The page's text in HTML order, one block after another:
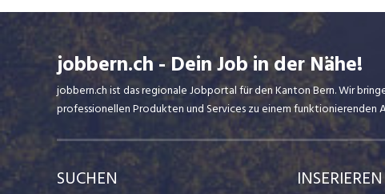
jobbern.ch - Dein Job in der Nähe!
jobbern.ch ist das regionale Jobportal für den Kanton Bern. Wir
professionellen Produkten und Services zu einem funktionierenden
SUCHEN INSERIEREN